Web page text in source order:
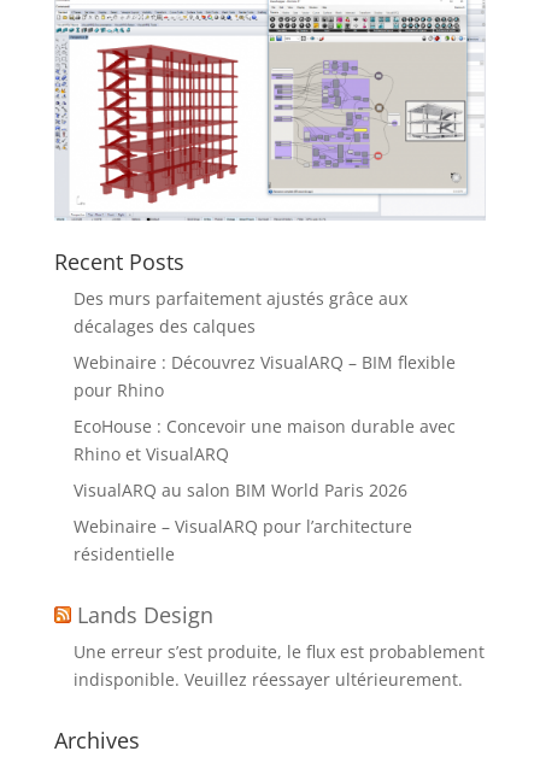
Recent Posts
Des murs parfaitement ajustés grâce aux
décalages des calques
Webinaire : Découvrez VisualARQ – BIM flexible
pour Rhino
EcoHouse : Concevoir une maison durable avec
Rhino et VisualARQ
VisualARQ au salon BIM World Paris 2026
Webinaire – VisualARQ pour l’architecture
résidentielle
Lands Design
Une erreur s’est produite, le flux est probablement
indisponible. Veuillez réessayer ultérieurement.
Archives